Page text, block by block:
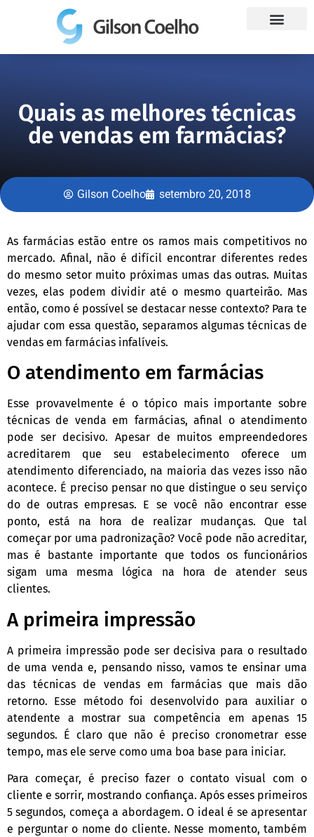
Quais as melhores técnicas
de vendas em farmácias?
Gilson Coelho setembro 20, 2018
As farmácias estão entre os ramos mais competitivos no
mercado. Afinal, não é difícil encontrar diferentes redes
do mesmo setor muito próximas umas das outras. Muitas
vezes, elas podem dividir até o mesmo quarteirão. Mas
então, como é possível se destacar nesse contexto? Para te
ajudar com essa questão, separamos algumas técnicas de
vendas em farmácias infalíveis.
O atendimento em farmácias
Esse provavelmente é o tópico mais importante sobre
técnicas de venda em farmácias, afinal o atendimento
pode ser decisivo. Apesar de muitos empreendedores
acreditarem que seu estabelecimento oferece um
atendimento diferenciado, na maioria das vezes isso não
acontece. É preciso pensar no que distingue o seu serviço
do de outras empresas. E se você não encontrar esse
ponto, está na hora de realizar mudanças. Que tal
começar por uma padronização? Você pode não acreditar,
mas é bastante importante que todos os funcionários
sigam uma mesma lógica na hora de atender seus
clientes.
A primeira impressão
A primeira impressão pode ser decisiva para o resultado
de uma venda e, pensando nisso, vamos te ensinar uma
das técnicas de vendas em farmácias que mais dão
retorno. Esse método foi desenvolvido para auxiliar o
atendente a mostrar sua competência em apenas 15
segundos. É claro que não é preciso cronometrar esse
tempo, mas ele serve como uma boa base para iniciar.
Para começar, é preciso fazer o contato visual com o
cliente e sorrir, mostrando confiança. Após esses primeiros
5 segundos, começa a abordagem. O ideal é se apresentar
e perguntar o nome do cliente. Nesse momento, também